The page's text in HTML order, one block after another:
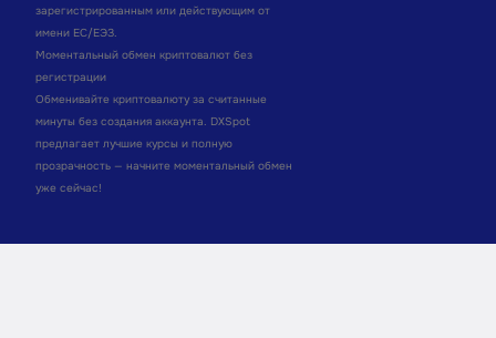
зарегистрированным или действующим от
имени ЕС/ЕЭЗ.
Моментальный обмен криптовалют без
регистрации
Обменивайте криптовалюту за считанные
минуты без создания аккаунта. DXSpot
предлагает лучшие курсы и полную
прозрачность — начните моментальный обмен
уже сейчас!